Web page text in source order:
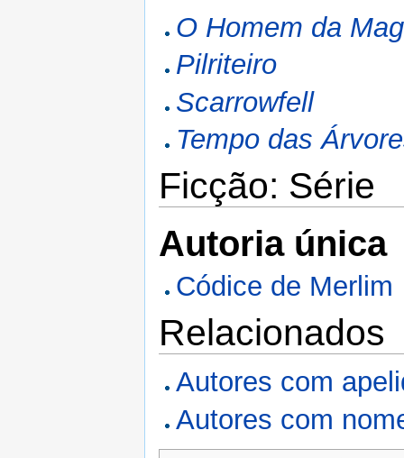
O Homem da
Pilriteiro
Scarrowfell
Tempo das
Ficção: Série
Autoria única
Códice de Merlim
Relacionados
Autores com
Autores com